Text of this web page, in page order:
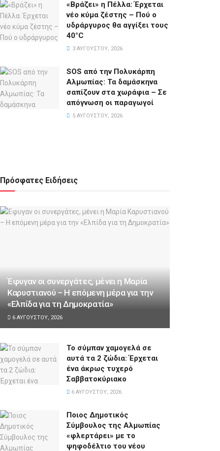
«Βράζει» η Πέλλα: Έρχεται
νέο κύμα ζέστης – Πού ο
υδράργυρος θα αγγίξει τους
40°C
3 ΑΥΓΟΎΣΤΟΥ, 2026
SOS από την Πολυκάρπη
Αλμωπίας: Τα δαμάσκηνα
σαπίζουν στα χωράφια – Σε
απόγνωση οι παραγωγοί
5 ΑΥΓΟΎΣΤΟΥ, 2026
Πρόσφατες Ειδήσεις
Έφυγαν οι συνεργάτες, μένει η Μαρία
Καρυστιανού – Η επόμενη μέρα για την
«Ελπίδα για τη Δημοκρατία»
6 ΑΥΓΟΎΣΤΟΥ, 2026
Το σύμπαν χαμογελά σε
αυτά τα 2 ζώδια: Έρχεται
ένα άκρως τυχερό
Σαββατοκύριακο
6 ΑΥΓΟΎΣΤΟΥ, 2026
Ποιος Δημοτικός
Σύμβουλος της Αλμωπίας
«φλερτάρει» με το
ψηφοδέλτιο του νέου